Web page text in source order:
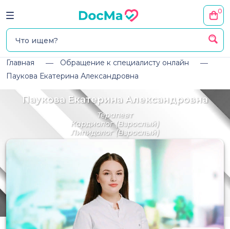
0
Главная
Обращение к специалисту онлайн
Паукова Екатерина Александровна
Паукова Екатерина Александровна
Терапевт
Кардиолог(Взрослый)
Липидолог(Взрослый)